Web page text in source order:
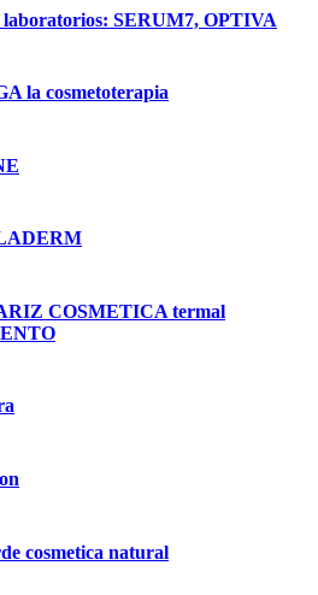
laboratorios: SERUM7, OPTIVA
la cosmetoterapia
COSMETICA termal
cosmetica natural